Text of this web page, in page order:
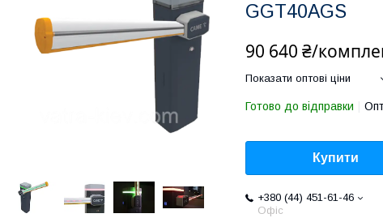
GGT40AGS
90 640 ₴/
Показати оптові ціни
Готово до відправки
Купити
+380 (44) 451-61-46
Офіс